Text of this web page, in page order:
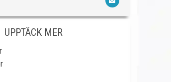
UPPTÄCK MER